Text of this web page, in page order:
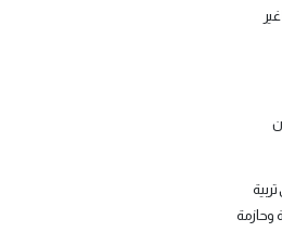
وحازمة